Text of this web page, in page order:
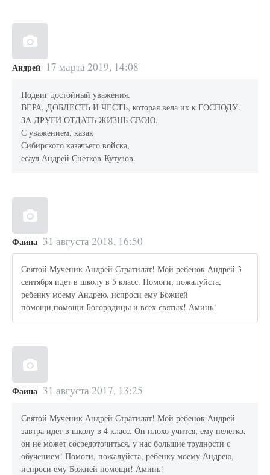
Андрей 17 марта 2019, 14:08
Подвиг достойный уважения.
ВЕРА, ДОБЛЕСТЬ И ЧЕСТЬ, которая вела их к ГОСПОДУ.
ЗА ДРУГИ ОТДАТЬ ЖИЗНЬ СВОЮ.
С уважением, казак
Сибирского казачьего войска,
есаул Андрей Снетков-Кутузов.
Фаина 31 августа 2018, 16:50
Святой Мученик Андрей Стратилат! Мой ребенок Андрей 3
сентября идет в школу в 5 класс. Помоги, пожалуйста,
ребенку моему Андрею, испроси ему Божией
помощи,помощи Богородицы и всех святых! Аминь!
Фаина 31 августа 2017, 13:25
Святой Мученик Андрей Стратилат! Мой ребенок Андрей
завтра идет в школу в 4 класс. Он плохо учится, ему нелегко,
он не может сосредоточиться, у нас большие трудности с
обучением! Помоги, пожалуйста, ребенку моему Андрею,
испроси ему Божией помощи! Аминь!